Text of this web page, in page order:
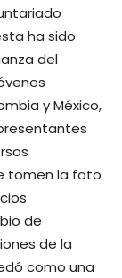
ha sido
del
y México,
tomen la foto
de
de la
como una